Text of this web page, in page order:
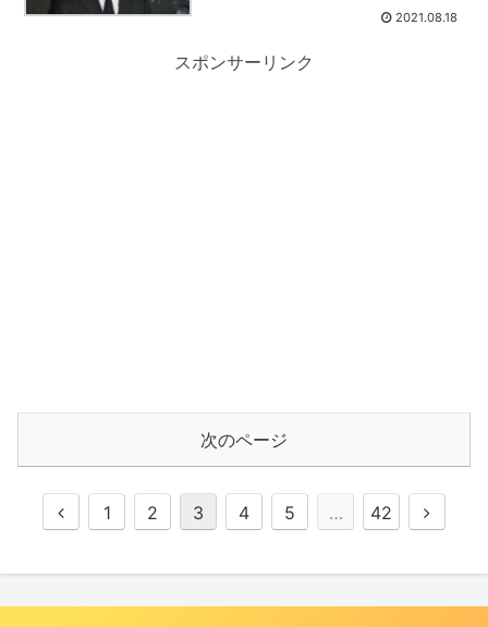
2021.08.18
スポンサーリンク
次のページ
1 2 3 4 5 … 42